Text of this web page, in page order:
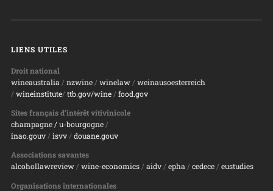
LIENS UTILES
Droit national
wineaustralia / nzwine/ winelaw/ weinausoesterreich
/ wineinstitute/ ttb.gov/wine/ food.gov
Sites français d’intérêt vitivinicole
champagne/ u-bourgogne/
inao.gouv/ isvv/ douane.gouv
Associations savantes
alcohollawreview/ wine-economics/ aidv/ epha/ cedece/ eustudies
Organisations internationales